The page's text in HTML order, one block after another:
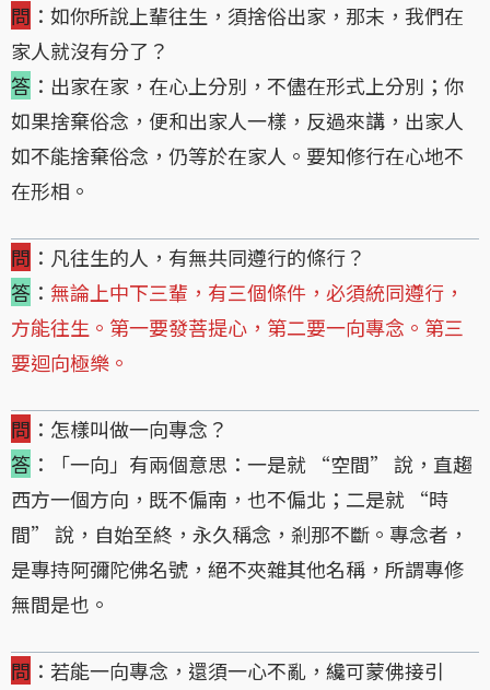
問 ：如你所說上輩往生，須捨俗出家，那末，我們在
家人就沒有分了？
答 ：出家在家，在心上分別，不儘在形式上分別；你
如果捨棄俗念，便和出家人一樣，反過來講，出家人
如不能捨棄俗念，仍等於在家人。要知修行在心地不
在形相。
問 ：凡往生的人，有無共同遵行的條行？
答 ： 無論上中下三輩，有三個條件，必須統同遵行，
方能往生。第一要發菩提心，第二要一向專念。第三
要迴向極樂。
問 ：怎樣叫做一向專念？
答 ：「一向」有兩個意思：一是就 “空間” 說，直趨
西方一個方向，既不偏南，也不偏北；二是就 “時
間” 說，自始至終，永久稱念，剎那不斷。專念者，
是專持阿彌陀佛名號，絕不夾雜其他名稱，所謂專修
無間是也。
問 ：若能一向專念，還須一心不亂，纔可蒙佛接引